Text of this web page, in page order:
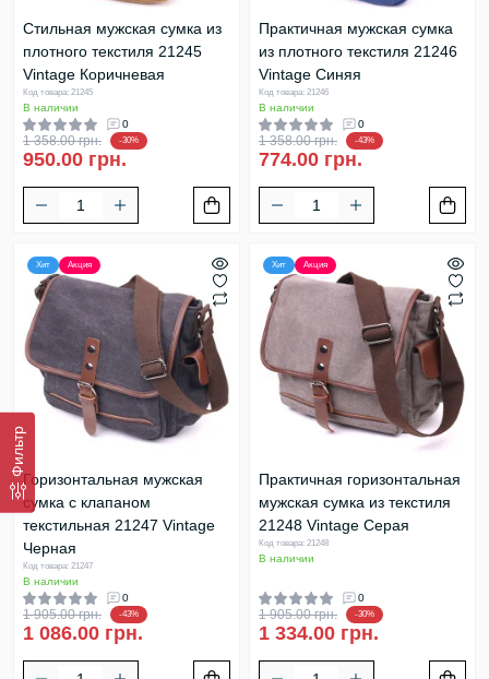
Фильтр
Стильная мужская сумка из
плотного текстиля 21245
Vintage Коричневая
Код товара: 21245
В наличии
0
1 358.00 грн. -30%
950.00 грн.
Практичная мужская сумка
из плотного текстиля 21246
Vintage Синяя
Код товара: 21246
В наличии
0
1 358.00 грн. -43%
774.00 грн.
Хит Акция
Горизонтальная мужская
сумка с клапаном
текстильная 21247 Vintage
Черная
Код товара: 21247
В наличии
0
1 905.00 грн. -43%
1 086.00 грн.
Хит Акция
Практичная горизонтальная
мужская сумка из текстиля
21248 Vintage Серая
Код товара: 21248
В наличии
0
1 905.00 грн. -30%
1 334.00 грн.